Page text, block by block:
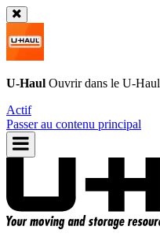
U-Haul Ouvrir dans le U-Haul
Actif
Passer au contenu principal